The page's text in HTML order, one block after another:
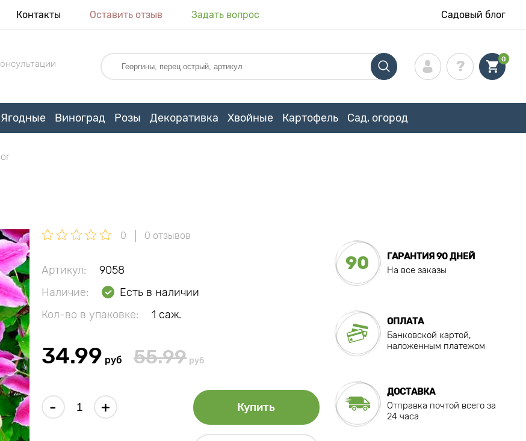
Контакты Оставить отзыв Задать вопрос Садовый блог
0
Ягодные Виноград Розы Декоративка Хвойные Картофель Сад, огород
0 0 отзывов
Артикул:
9058
Наличие:
Есть в наличии
Кол-во в упаковке:
1 саж.
34.99 руб 55.99 руб
- + Купить
90
ГАРАНТИЯ 90 ДНЕЙ
На все заказы
ОПЛАТА
Банковской картой,
наложенным платежом
ДОСТАВКА
Отправка почтой всего за
24 часа